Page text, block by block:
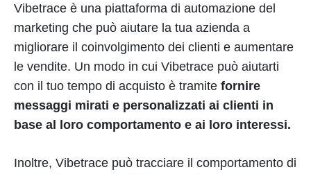
Vibetrace è una piattaforma di automazione del
marketing che può aiutare la tua azienda a
migliorare il coinvolgimento dei clienti e aumentare
le vendite. Un modo in cui Vibetrace può aiutarti
con il tuo tempo di acquisto è tramite fornire
messaggi mirati e personalizzati ai clienti in
base al loro comportamento e ai loro interessi.
Inoltre, Vibetrace può tracciare il comportamento di